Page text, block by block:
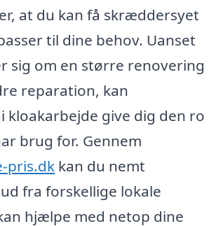
at du kan få skræddersyet
til dine behov. Uanset
sig om en større renovering
reparation, kan
kloakarbejde give dig den ro
brug for. Gennem
pris.dk kan du nemt
fra forskellige lokale
hjælpe med netop dine